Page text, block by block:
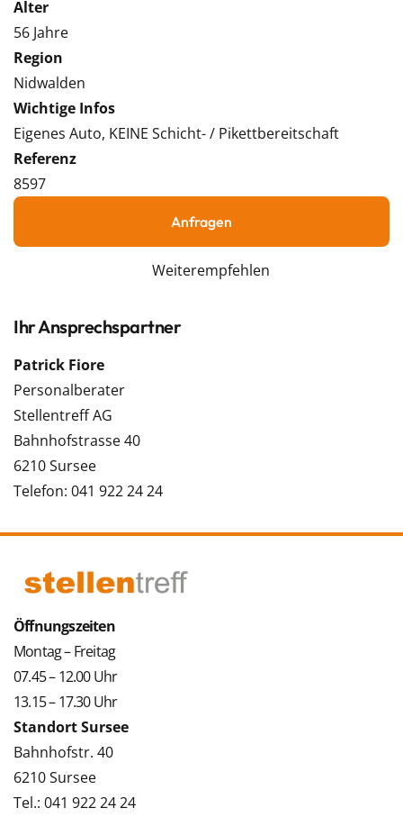
Alter
56 Jahre
Region
Nidwalden
Wichtige Infos
Eigenes Auto, KEINE Schicht- / Pikettbereitschaft
Referenz
8597
Anfragen
Weiterempfehlen
Ihr Ansprechspartner
Patrick Fiore
Personalberater
Stellentreff AG
Bahnhofstrasse 40
6210 Sursee
Telefon: 041 922 24 24
Öffnungszeiten
Montag – Freitag
07.45 – 12.00 Uhr
13.15 – 17.30 Uhr
Standort Sursee
Bahnhofstr. 40
6210 Sursee
Tel.: 041 922 24 24